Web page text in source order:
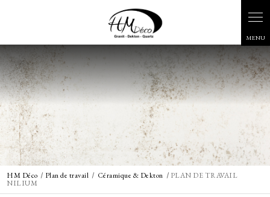
HM Déco Plan de travail Céramique & Dekton
PLAN DE TRAVAIL
NILIUM
Panneau de gestion des cookies